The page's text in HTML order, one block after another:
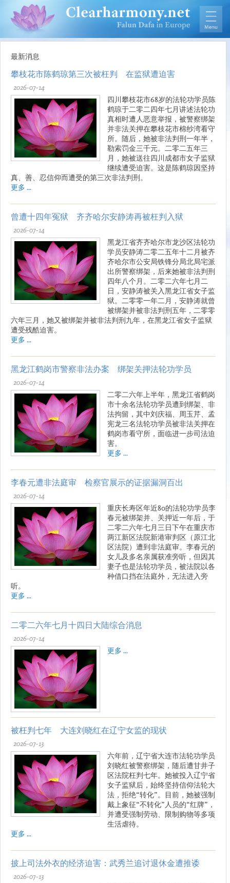
最新消息
攀枝花市陈鹤琼第三次被枉判 在监狱遭迫害
2026-07-14
四川攀枝花市68岁的法轮功学员陈
鹤琼于二零二四年七月讲述法轮功
真相时遭人恶意举报，被警察绑架
并非法关押在攀枝花市棉纱湾看守
所。随后，她被非法判刑一年半，
勒索罚金三千元。二零二五年三
月，她被送往四川成都市女子监狱
继续遭受迫害。这是陈鹤琼因坚持
真、善、忍信仰而遭受的第三次非法判刑。
更多 ...
曾遭十四年冤狱 齐齐哈尔安静涛再被枉判入狱
2026-07-14
黑龙江省齐齐哈尔市龙沙区法轮功
学员安静涛二零二五年十二月被齐
齐哈尔市公安局铁锋分局北局宅派
出所警察绑架，后来她被非法判刑
四年八个月。二零二六年七月二
日，安静涛被关入黑龙江省女子监
狱。二零零一年二月，安静涛就曾
被绑架并被非法判刑五年，二零零
六年三月，她又被绑架并被非法判刑九年，在黑龙江省女子监狱
遭受残酷迫害。
更多 ...
黑龙江鹤岗市警察非法办案 绑架关押法轮功学员
2026-07-14
二零二六年上半年，黑龙江省鹤岗
市十余名法轮功学员遭到绑架、非
法拘留，其中刘庆福、周玉芹、孟
宪龙三名法轮功学员被非法关押在
鹤岗市看守所，面临进一步司法迫
害。
更多 ...
李春元遭非法庭审 检察官展示的证据漏洞百出
2026-07-14
重庆长寿区年近80的法轮功学员李
春元被绑架并、关押近一年后，于
二零二六年七月三日下午在重庆市
两江新区法院新港审判区（原江北
区法院）遭到非法庭审。李春元的
女儿及多名亲属获准旁听，但因其
妻子也是法轮功学员，被法院以各
种借口挡在法庭外，无法进入旁
听。
更多 ...
二零二六年七月十四日大陆综合消息
2026-07-14
更多 ...
被枉判七年 大连刘晓红在辽宁女监的现状
2026-07-13
六年前，辽宁省大连市法轮功学员
刘晓红被警察绑架，随后遭甘井子
区法院枉判七年。她被投入辽宁省
女子监狱后，始终坚持信仰法轮大
法，拒绝“转化”。目前，她被强制
戴上象征“不转化”人员的“红牌”，
并遭受强制劳动、限制购物等多项
生活虐待。
更多 ...
披上司法外衣的经济迫害：武秀兰追讨退休金遭推诿
2026-07-13